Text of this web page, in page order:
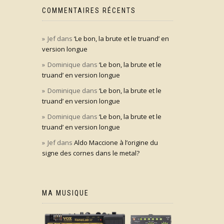
COMMENTAIRES RÉCENTS
Jefdans ‘Le bon, la brute et le truand’ en
version longue
Dominique dans ‘Le bon, la brute et le
truand’ en version longue
Dominique dans ‘Le bon, la brute et le
truand’ en version longue
Dominique dans ‘Le bon, la brute et le
truand’ en version longue
Jefdans Aldo Maccione à l’origine du
signe des cornes dans le metal?
MA MUSIQUE